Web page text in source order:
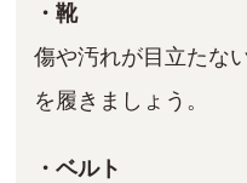
・靴
傷や汚れが目立たな
を履きましょう。
・ベルト